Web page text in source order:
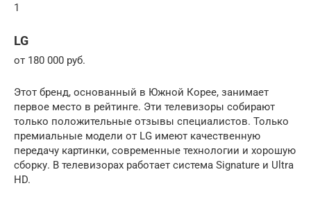
1
LG
от 180 000 руб.
Этот бренд, основанный в Южной Корее, занимает
первое место в рейтинге. Эти телевизоры собирают
только положительные отзывы специалистов. Только
премиальные модели от LG имеют качественную
передачу картинки, современные технологии и хорошую
сборку. В телевизорах работает система Signature и Ultra
HD.